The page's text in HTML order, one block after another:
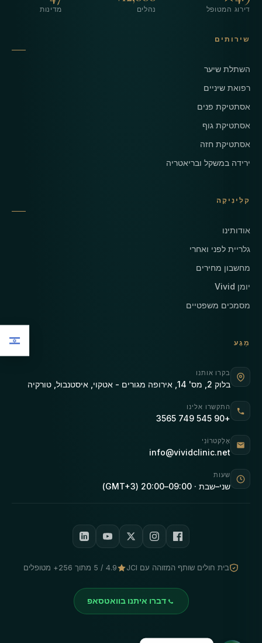
דירוג המטופל נהלים מדינות
שירותים
השתלת שיער
רפואת שיניים
אסתטיקת פנים
אסתטיקת גוף
אסתטיקת חזה
ירידה במשקל ובריאטריה
קלִינִיקָה
אודותינו
גלריית לפני ואחרי
מחשבון מחירים
יומן Vivid
מסמכים משפטיים
מַגָע
בקרו אותנו
בלוק 2, מס' 14, אירופה מגורים - אטקוי, איסטנבול, טורקיה
התקשרו אלינו
+90 545 749 3565
אֶלֶקטרוֹנִי
info@vividclinic.net
שעות
שני–שבת · 09:00–20:00 (GMT+3)
בית חולים שותף המזוהה עם JCI 4.9 / 5 מתוך 256+ מטופלים
דברו איתנו בוואטסאפ